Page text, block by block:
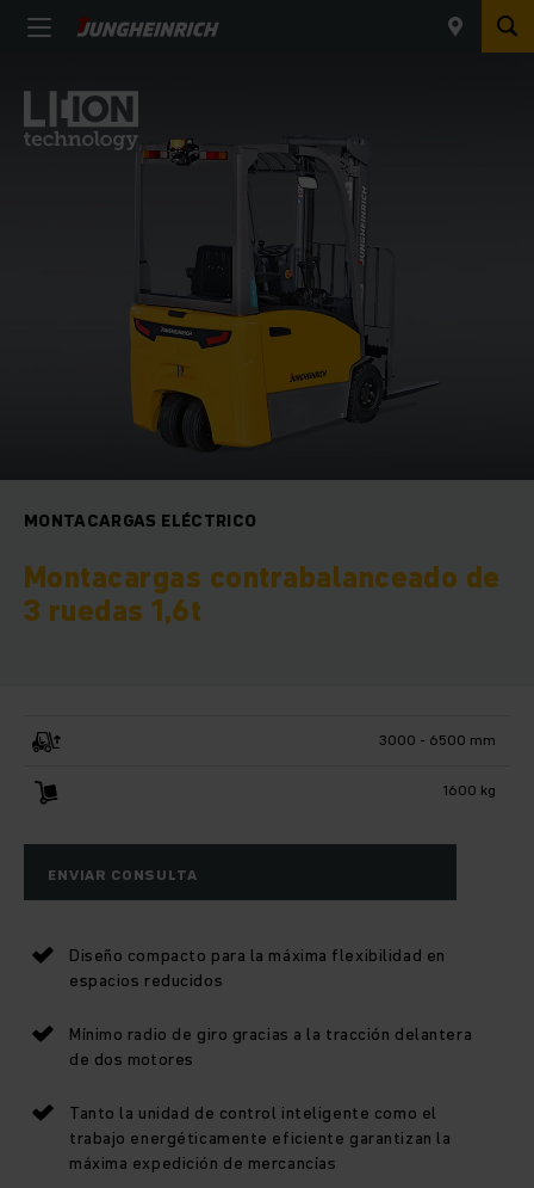
MONTACARGAS ELÉCTRICO
Montacargas contrabalanceado de
3 ruedas 1,6t
3000 - 6500 mm
1600 kg
ENVIAR CONSULTA
Diseño compacto para la máxima flexibilidad en
espacios reducidos
Mínimo radio de giro gracias a la tracción delantera
de dos motores
Tanto la unidad de control inteligente como el
trabajo energéticamente eficiente garantizan la
máxima expedición de mercancías